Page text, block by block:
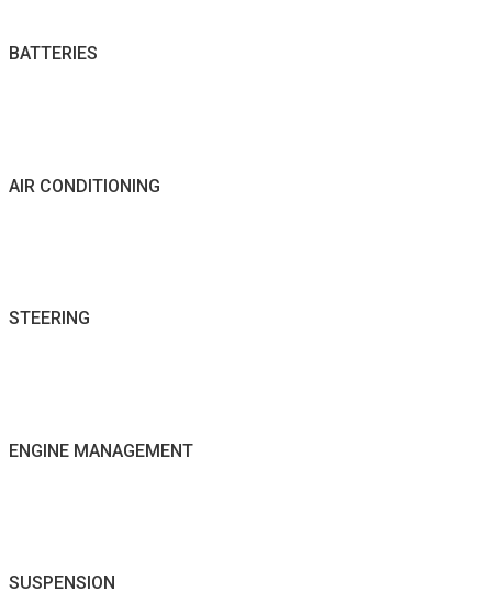
BATTERIES
AIR CONDITIONING
STEERING
ENGINE MANAGEMENT
SUSPENSION